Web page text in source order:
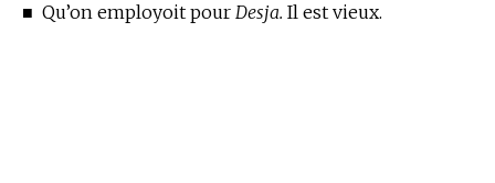
■ Qu’on employoit pour Desja. Il est vieux.